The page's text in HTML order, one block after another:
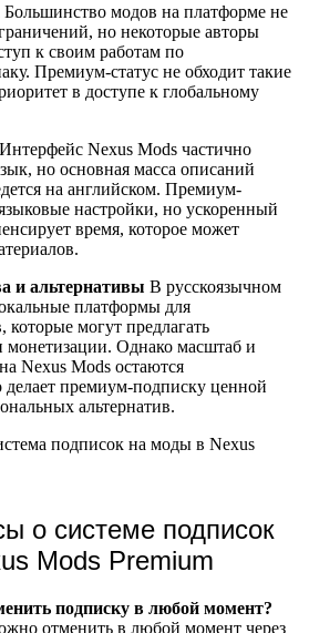
Большинство модов на платформе не
но некоторые авторы
к своим работам по
Премиум-статус не обходит такие
в доступе к глобальному
Интерфейс Nexus Mods частично
но основная масса описаний
на английском. Премиум-
настройки, но ускоренный
время, которое может
и альтернативы В русскоязычном
платформы для
которые могут предлагать
монетизации. Однако масштаб и
Nexus Mods остаются
премиум-подписку ценной
альтернатив.
о системе подписок
Mods Premium
подписку в любой момент?
отменить в любой момент через